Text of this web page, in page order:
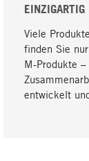
EINZIGARTIG
Viele
finden Sie
M-Produkte
entwickelt